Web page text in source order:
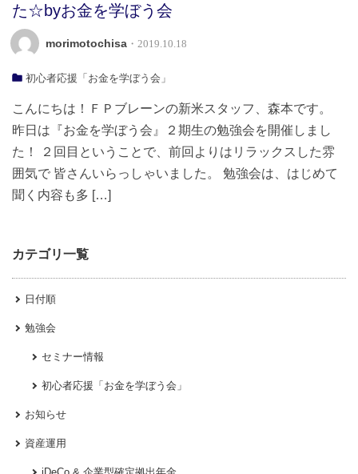
た☆byお金を学ぼう会
morimotochisa ・2019.10.18
初心者応援「お金を学ぼう会」
こんにちは！ＦＰブレーンの新米スタッフ、森本です。
昨日は『お金を学ぼう会』２期生の勉強会を開催しまし
た！ ２回目ということで、前回よりはリラックスした雰
囲気で 皆さんいらっしゃいました。 勉強会は、はじめて
聞く内容も多 […]
カテゴリ一覧
日付順
勉強会
セミナー情報
初心者応援「お金を学ぼう会」
お知らせ
資産運用